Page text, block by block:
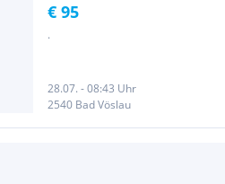
€ 95
.
28.07. - 08:43 Uhr
2540 Bad Vöslau